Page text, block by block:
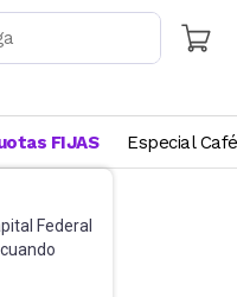
Federal
FIJAS Especial Café